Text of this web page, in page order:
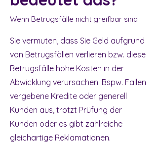
Wenn Betrugsfälle nicht greifbar sind
Sie vermuten, dass Sie Geld aufgrund
von Betrugsfällen verlieren bzw. diese
Betrugsfälle hohe Kosten in der
Abwicklung verursachen. Bspw. Fallen
vergebene Kredite oder generell
Kunden aus, trotzt Prüfung der
Kunden oder es gibt zahlreiche
gleichartige Reklamationen.